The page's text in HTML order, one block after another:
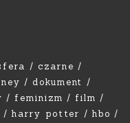
czarne
dokument
feminizm
film
harry potter
hbo